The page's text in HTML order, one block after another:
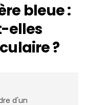
bleue :
elles
?
d'un